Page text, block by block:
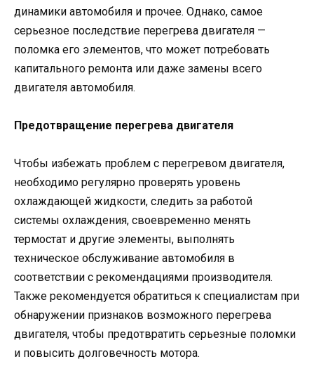
динамики автомобиля и прочее. Однако, самое
серьезное последствие перегрева двигателя —
поломка его элементов, что может потребовать
капитального ремонта или даже замены всего
двигателя автомобиля.
Предотвращение перегрева двигателя
Чтобы избежать проблем с перегревом двигателя,
необходимо регулярно проверять уровень
охлаждающей жидкости, следить за работой
системы охлаждения, своевременно менять
термостат и другие элементы, выполнять
техническое обслуживание автомобиля в
соответствии с рекомендациями производителя.
Также рекомендуется обратиться к специалистам при
обнаружении признаков возможного перегрева
двигателя, чтобы предотвратить серьезные поломки
и повысить долговечность мотора.